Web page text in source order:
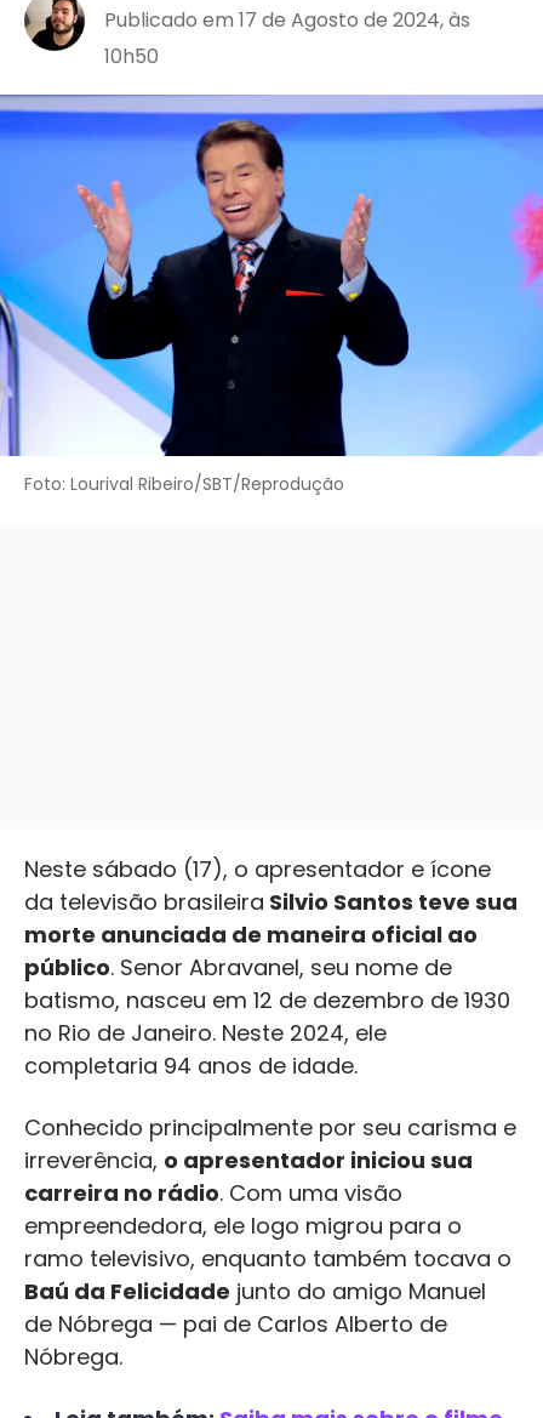
Publicado em 17 de Agosto de 2024, às
10h50
Foto: Lourival Ribeiro/SBT/Reprodução
Neste sábado (17), o apresentador e ícone
da televisão brasileira Silvio Santos teve sua
morte anunciada de maneira oficial ao
público. Senor Abravanel, seu nome de
batismo, nasceu em 12 de dezembro de 1930
no Rio de Janeiro. Neste 2024, ele
completaria 94 anos de idade.
Conhecido principalmente por seu carisma e
irreverência, o apresentador iniciou sua
carreira no rádio. Com uma visão
empreendedora, ele logo migrou para o
ramo televisivo, enquanto também tocava o
Baú da Felicidade junto do amigo Manuel
de Nóbrega — pai de Carlos Alberto de
Nóbrega.